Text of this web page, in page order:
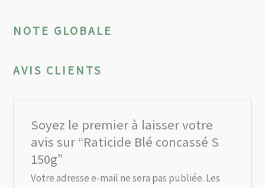
NOTE GLOBALE
AVIS CLIENTS
Soyez le premier à laisser votre
avis sur “Raticide Blé concassé S
150g”
Votre adresse e-mail ne sera pas publiée. Les